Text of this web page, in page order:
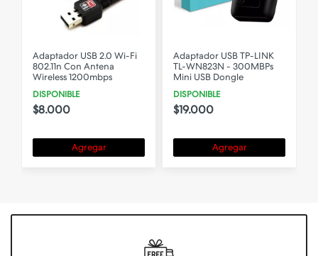
Adaptador USB 2.0 Wi-Fi
802.11n Con Antena
Wireless 1200mbps
DISPONIBLE
$8.000
Agregar
Adaptador USB TP-LINK
TL-WN823N - 300MBPs
Mini USB Dongle
DISPONIBLE
$19.000
Agregar